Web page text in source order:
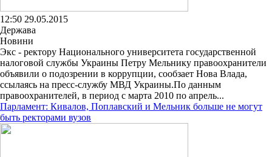
12:50 29.05.2015
Держава
Новини
Экс - ректору Национального университета государственной
налоговой службы Украины Петру Мельнику правоохранители
объявили о подозрении в коррупции, сообзает Нова Влада,
ссылаясь на пресс-службу МВД Украины.По данным
правоохранителей, в период с марта 2010 по апрель...
Парламент: Кивалов, Поплавский и Мельник больше не могут
быть ректорами вузов